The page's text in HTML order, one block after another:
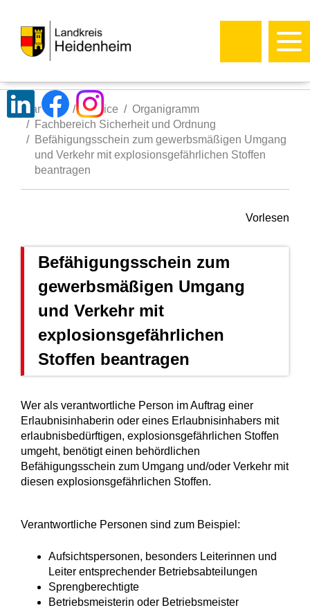
Startseite Service
Organigramm
Fachbereich Sicherheit und Ordnung
Befähigungsschein zum gewerbsmäßigen Umgang
und Verkehr mit explosionsgefährlichen Stoffen
beantragen
Vorlesen
Befähigungsschein zum
gewerbsmäßigen Umgang
und Verkehr mit
explosionsgefährlichen
Stoffen beantragen
Wer als verantwortliche Person im Auftrag einer
Erlaubnisinhaberin oder eines Erlaubnisinhabers mit
erlaubnisbedürftigen, explosionsgefährlichen Stoffen
umgeht, benötigt einen behördlichen
Befähigungsschein zum Umgang und/oder Verkehr mit
diesen explosionsgefährlichen Stoffen.
Verantwortliche Personen sind zum Beispiel:
Aufsichtspersonen, besonders Leiterinnen und
Leiter entsprechender Betriebsabteilungen
Sprengberechtigte
Betriebsmeisterin oder Betriebsmeister